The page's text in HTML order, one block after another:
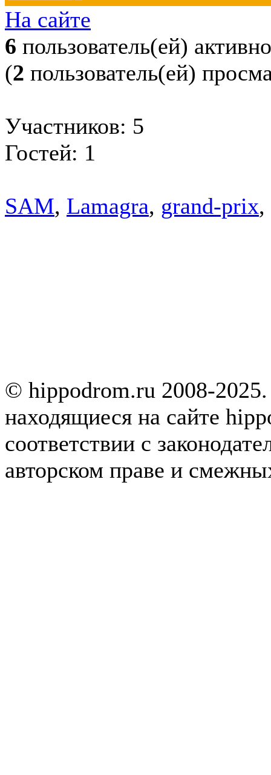
На сайте
6 пользователь(ей) активно
(2 пользователь(ей)
Участников: 5
Гостей: 1
SAM, Lamagra, grand-prix,
© hippodrom.ru 2008-
находящиеся на сайте
соответствии с
авторском праве и